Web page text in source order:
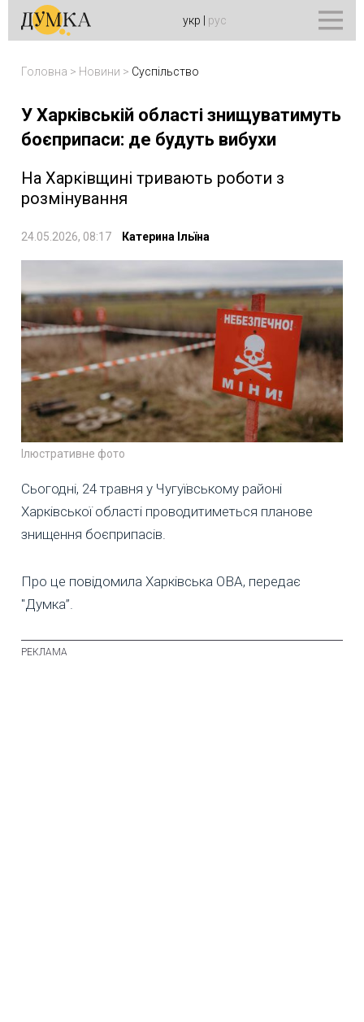
укр рус
Головна > Новини > Суспільство
У Харківській області знищуватимуть
боєприпаси: де будуть вибухи
На Харківщині тривають роботи з
розмінування
24.05.2026, 08:17 Катерина Ільїна
Ілюстративне фото
Сьогодні, 24 травня у Чугуївському районі
Харківської області проводитиметься планове
знищення боєприпасів.
Про це повідомила Харківська ОВА, передає
"Думка”.